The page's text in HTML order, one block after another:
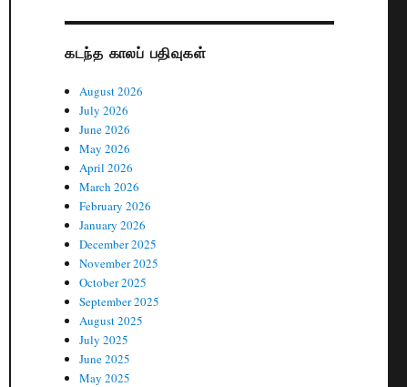
கடந்த காலப் பதிவுகள்
August 2026
July 2026
June 2026
May 2026
April 2026
March 2026
February 2026
January 2026
December 2025
November 2025
October 2025
September 2025
August 2025
July 2025
June 2025
May 2025